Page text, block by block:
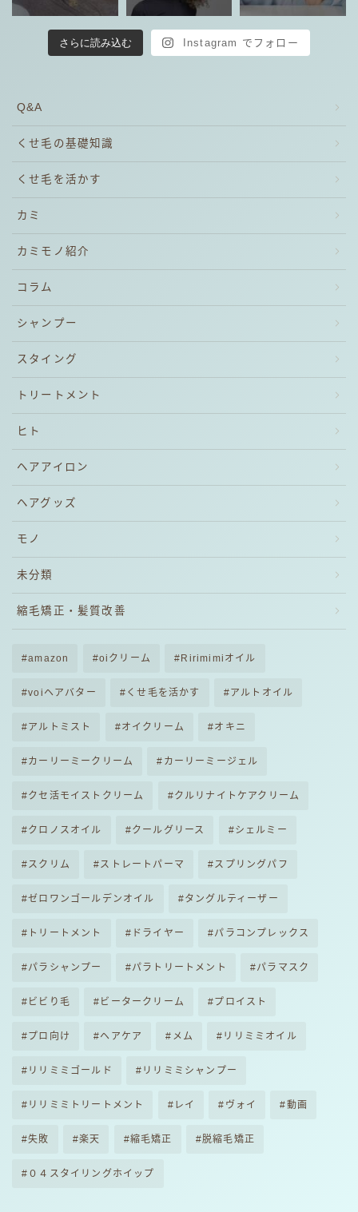
さらに読み込む Instagram でフォロー
Q&A
くせ毛の基礎知識
くせ毛を活かす
カミ
カミモノ紹介
コラム
シャンプー
スタイング
トリートメント
ヒト
ヘアアイロン
ヘアグッズ
モノ
未分類
縮毛矯正・髪質改善
amazon oiクリーム Ririmimiオイル
voiヘアバター くせ毛を活かす アルトオイル
アルトミスト オイクリーム オキニ
カーリーミークリーム カーリーミージェル
クセ活モイストクリーム クルリナイトケアクリーム
クロノスオイル クールグリース シェルミー
スクリム ストレートパーマ スプリングパフ
ゼロワンゴールデンオイル タングルティーザー
トリートメント ドライヤー パラコンプレックス
パラシャンプー パラトリートメント パラマスク
ビビり毛 ビータークリーム プロイスト
プロ向け ヘアケア メム リリミミオイル
リリミミゴールド リリミミシャンプー
リリミミトリートメント レイ ヴォイ 動画
失敗 楽天 縮毛矯正 脱縮毛矯正
０４スタイリングホイップ